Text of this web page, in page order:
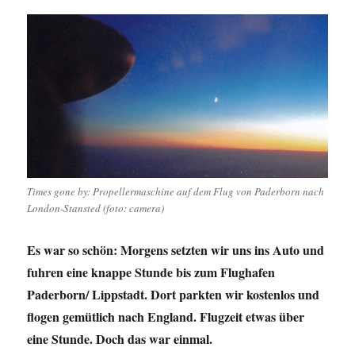
Times gone by: Propellermaschine auf dem Flug von Paderborn nach
London-Stansted (foto: camera)
Es war so schön: Morgens setzten wir uns ins Auto und
fuhren eine knappe Stunde bis zum Flughafen
Paderborn/ Lippstadt. Dort parkten wir kostenlos und
flogen gemütlich nach England. Flugzeit etwas über
eine Stunde. Doch das war einmal.